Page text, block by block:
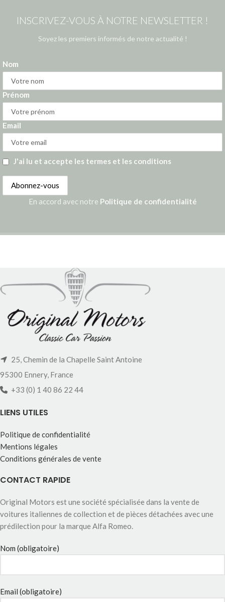
INSCRIVEZ-VOUS À NOTRE NEWSLETTER !
Soyez les premiers informés de notre actualité !
Nom
Prénom
Email
J'ai lu et accepte les termes et les conditions
En accord avec notre Politique de confidentialité
25, Chemin de la Chapelle Saint Antoine
95300 Ennery, France
+33 (0) 1 40 86 22 44
LIENS UTILES
Politique de confidentialité
Mentions légales
Conditions générales de vente
CONTACT RAPIDE
Original Motors est une société spécialisée dans la vente de
voitures italiennes de collection et de pièces détachées avec une
prédilection pour la marque Alfa Romeo.
Nom (obligatoire)
Email (obligatoire)